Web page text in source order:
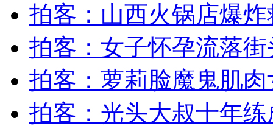
安徽一实载49人客车翻车
走！跟着总书记去植树
拍客：山西火锅店爆
拍客：女子怀孕流落
拍客：萝莉脸魔鬼肌
拍客：光头大叔十年